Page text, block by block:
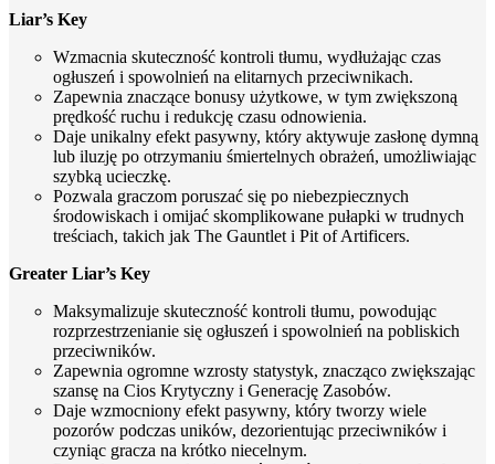
Liar’s Key
Wzmacnia skuteczność kontroli tłumu, wydłużając czas
ogłuszeń i spowolnień na elitarnych przeciwnikach.
Zapewnia znaczące bonusy użytkowe, w tym zwiększoną
prędkość ruchu i redukcję czasu odnowienia.
Daje unikalny efekt pasywny, który aktywuje zasłonę dymną
lub iluzję po otrzymaniu śmiertelnych obrażeń, umożliwiając
szybką ucieczkę.
Pozwala graczom poruszać się po niebezpiecznych
środowiskach i omijać skomplikowane pułapki w trudnych
treściach, takich jak The Gauntlet i Pit of Artificers.
Greater Liar’s Key
Maksymalizuje skuteczność kontroli tłumu, powodując
rozprzestrzenianie się ogłuszeń i spowolnień na pobliskich
przeciwników.
Zapewnia ogromne wzrosty statystyk, znacząco zwiększając
szansę na Cios Krytyczny i Generację Zasobów.
Daje wzmocniony efekt pasywny, który tworzy wiele
pozorów podczas uników, dezorientując przeciwników i
czyniąc gracza na krótko niecelnym.